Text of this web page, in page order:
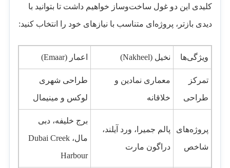
کلیدی این دو غول ساخت‌وساز خواهیم داشت تا بتوانید با
دیدی بازتر، پروژه‌ای متناسب با نیازهای خود را انتخاب کنید:
ویژگی‌ها نخیل (Nakheel) اعمار (Emaar)
تمرکز
طراحی
معماری نمادین و
خلاقانه
طراحی شهری
لوکس و مینیمال
پروژه‌های
شاخص
پالم جمیرا، ورد آیلند،
دراگون مارت
برج خلیفه، دبی
مال، Dubai Creek
Harbour